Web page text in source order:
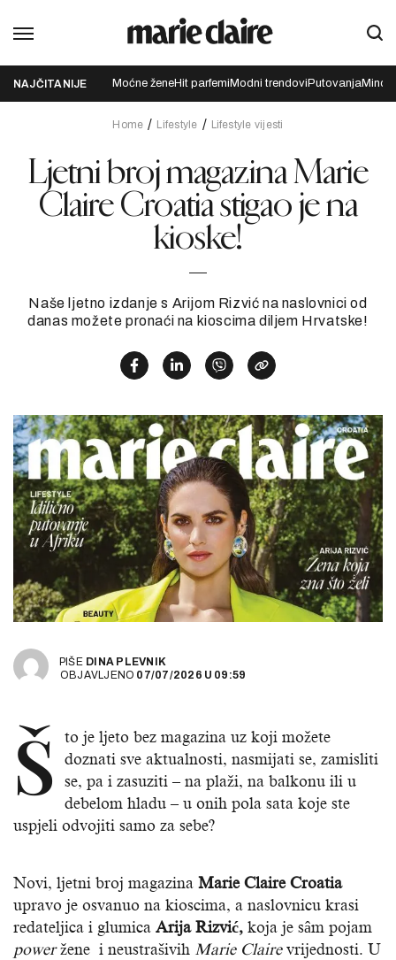
NAJČITANIJE Moćne ženeHit parfemi Modni trendovi Putovanja
Home Lifestyle Lifestyle vijesti
Ljetni broj magazina Marie
Claire Croatia stigao je na
kioske!
Naše ljetno izdanje s Arijom Rizvić na naslovnici od
danas možete pronaći na kioscima diljem Hrvatske!
PIŠE DINA PLEVNIK
OBJAVLJENO 07/07/2026 U 09:59
Š
to je ljeto bez magazina uz koji možete
doznati sve aktualnosti, nasmijati se, zamisliti
se, pa i zasuziti – na plaži, na balkonu ili u
debelom hladu – u onih pola sata koje ste
uspjeli odvojiti samo za sebe?
Novi, ljetni broj magazina Marie Claire Croatia
upravo je osvanuo na kioscima, a naslovnicu krasi
redateljica i glumica Arija Rizvić, koja je sâm pojam
poweržene i neustrašivih Marie Clairevrijednosti. U